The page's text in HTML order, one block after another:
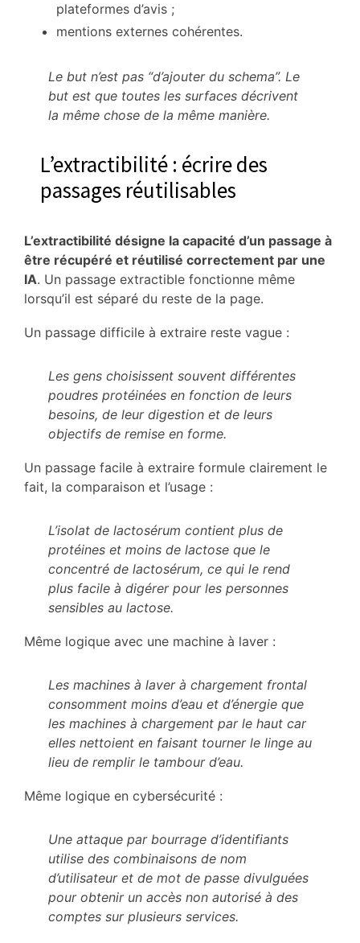
plateformes d’avis ;
mentions externes cohérentes.
Le but n’est pas “d’ajouter du schema”. Le
but est que toutes les surfaces décrivent
la même chose de la même manière.
L’extractibilité : écrire des
passages réutilisables
L’extractibilité désigne la capacité d’un passage à
être récupéré et réutilisé correctement par une
IA. Un passage extractible fonctionne même
lorsqu’il est séparé du reste de la page.
Un passage difficile à extraire reste vague :
Les gens choisissent souvent différentes
poudres protéinées en fonction de leurs
besoins, de leur digestion et de leurs
objectifs de remise en forme.
Un passage facile à extraire formule clairement le
fait, la comparaison et l’usage :
L’isolat de lactosérum contient plus de
protéines et moins de lactose que le
concentré de lactosérum, ce qui le rend
plus facile à digérer pour les personnes
sensibles au lactose.
Même logique avec une machine à laver :
Les machines à laver à chargement frontal
consomment moins d’eau et d’énergie que
les machines à chargement par le haut car
elles nettoient en faisant tourner le linge au
lieu de remplir le tambour d’eau.
Même logique en cybersécurité :
Une attaque par bourrage d’identifiants
utilise des combinaisons de nom
d’utilisateur et de mot de passe divulguées
pour obtenir un accès non autorisé à des
comptes sur plusieurs services.